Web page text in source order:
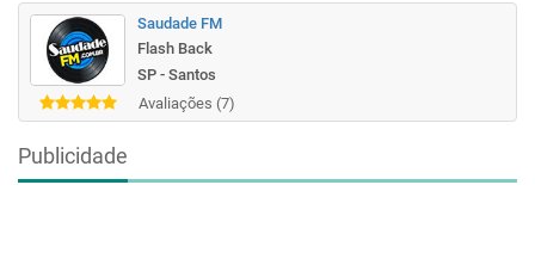
Saudade FM
Flash Back
SP - Santos
Avaliações (7)
Publicidade